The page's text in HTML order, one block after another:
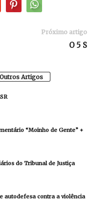
Próximo artigo
O 5 S
Outros Artigos
“Moinho de Gente” +
do Tribunal de Justiça
autodefesa contra a violência